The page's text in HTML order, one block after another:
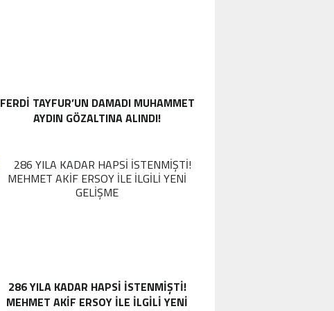
FERDI TAYFUR’UN DAMADI MUHAMMET
AYDIN GÖZALTINA ALINDI!
286 YILA KADAR HAPSI ISTENMIŞTI!
MEHMET AKIF ERSOY ILE ILGILI YENI